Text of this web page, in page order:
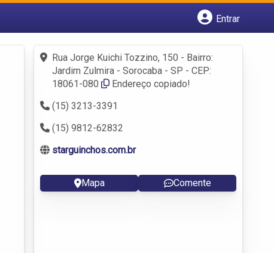
Entrar
Fazer login
Criar conta
Rua Jorge Kuichi Tozzino, 150 - Bairro:
Jardim Zulmira - Sorocaba - SP - CEP:
18061-080
Endereço copiado!
(15) 3213-3391
(15) 9812-62832
starguinchos.com.br
Mapa Comente